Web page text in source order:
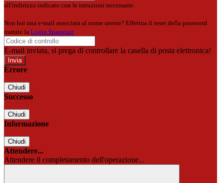
all'indirizzo indicato con le istruzioni necessarie.
Non hai una e-mail associata al nome utente? Effettua il reset della password
tramite la Login Spaggiari
E-mail inviata, si prega di controllare la casella di posta elettronica!
Errore
Chiudi
Successo
Chiudi
Informazione
Chiudi
Attendere...
Attendere il completamento dell'operazione...